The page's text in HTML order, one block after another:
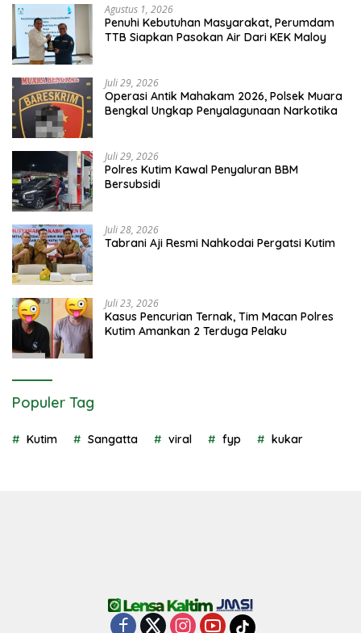
Agustus 1, 2026
Penuhi Kebutuhan Masyarakat, Perumdam
TTB Siapkan Pasokan Air Dari KEK Maloy
Juli 29, 2026
Operasi Antik Mahakam 2026, Polsek Muara
Bengkal Ungkap Penyalagunaan Narkotika
Juli 29, 2026
Polres Kutim Kawal Penyaluran BBM
Bersubsidi
Juli 28, 2026
Tabrani Aji Resmi Nahkodai Pergatsi Kutim
Juli 23, 2026
Kasus Pencurian Ternak, Tim Macan Polres
Kutim Amankan 2 Terduga Pelaku
Populer Tag
Kutim Sangatta viral fyp kukar